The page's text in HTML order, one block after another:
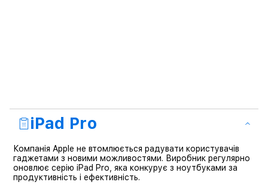
iPad Pro
Компанія Apple не втомлюється радувати користувачів
гаджетами з новими можливостями. Виробник регулярно
оновлює серію iPad Pro, яка конкурує з ноутбуками за
продуктивність і ефективність.